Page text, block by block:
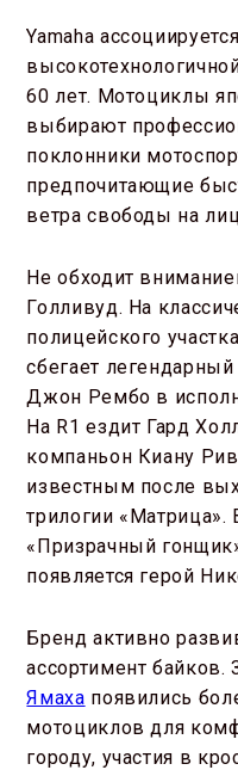
Yamaha
60 лет. Мотоциклы
выбирают
поклонники
предпочитающие
ветра свободы на
Не обходит
Голливуд. На
полицейского
сбегает
Джон Рембо в
На R1 ездит Гард
компаньон Киану
известным после
трилогии
«Призрачный
появляется герой
Бренд активно
ассортимент байков.
Ямаха появились
мотоциклов для
городу, участия в